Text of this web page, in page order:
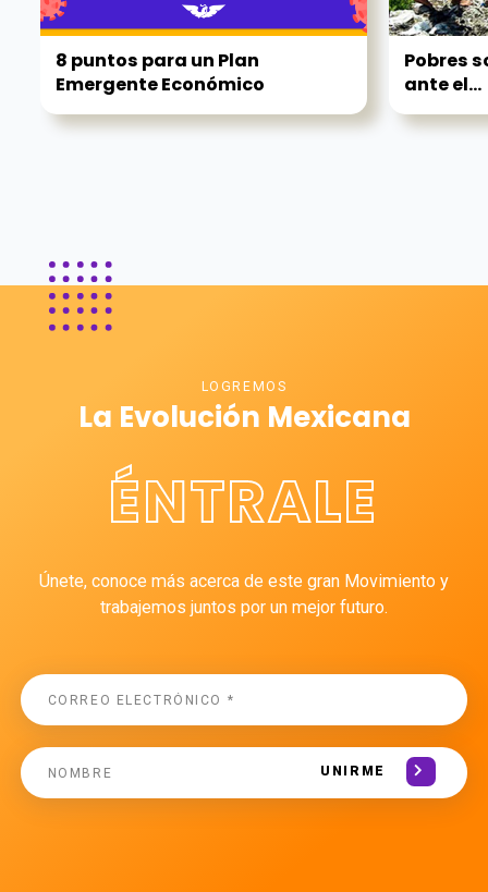
8 puntos para un Plan
Emergente Económico
Pobres
ante el...
LOGREMOS
La Evolución Mexicana
ÉNTRALE
Únete, conoce más acerca de este gran Movimiento y
trabajemos juntos por un mejor futuro.
UNIRME